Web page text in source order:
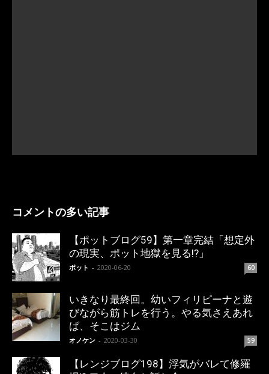
コメントの多い記事
【ポットブログ59】第一章完結「想定外
の現実、ポット地獄を見る!?」
ポット - 2020-06-20 60
いきなり最終回。幼いフィリピーナと遊
びながら筋トレを行う。やる気さえあれ
ば、そこはジム
オノケン - 2020-03-30 59
【レンジブログ198】浮気がバレて修羅